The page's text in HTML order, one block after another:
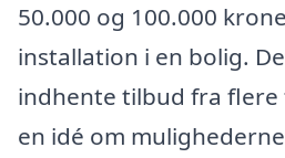
50.000 og 100.000
installation i en bolig.
indhente tilbud fra
en idé om